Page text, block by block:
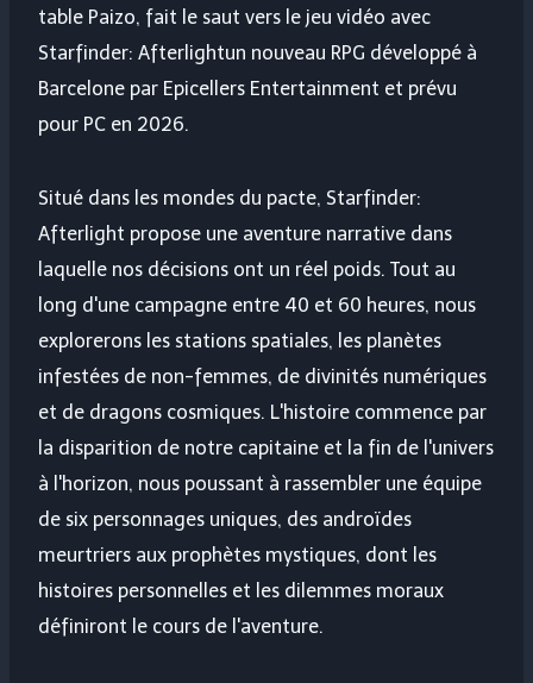
table Paizo, fait le saut vers le jeu vidéo avec
Starfinder: Afterlightun nouveau RPG développé à
Barcelone par Epicellers Entertainment et prévu
pour PC en 2026.
Situé dans les mondes du pacte, Starfinder:
Afterlight propose une aventure narrative dans
laquelle nos décisions ont un réel poids. Tout au
long d'une campagne entre 40 et 60 heures, nous
explorerons les stations spatiales, les planètes
infestées de non-femmes, de divinités numériques
et de dragons cosmiques. L'histoire commence par
la disparition de notre capitaine et la fin de l'univers
à l'horizon, nous poussant à rassembler une équipe
de six personnages uniques, des androïdes
meurtriers aux prophètes mystiques, dont les
histoires personnelles et les dilemmes moraux
définiront le cours de l'aventure.